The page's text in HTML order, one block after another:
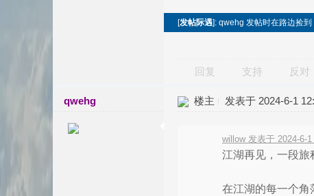
[发帖际遇]: qwehg 发帖时在路边捡
回复 支持 反对
qwehg 楼主 发表于 2024-6-1
willow 发表于 2024-6-
江湖再见，一段旅
在江湖的每一个角